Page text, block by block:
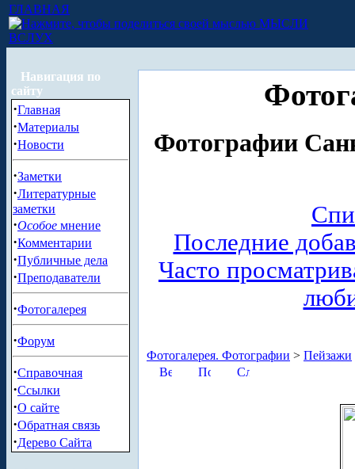
ГЛАВНАЯ
МЫСЛИ
ВСЛУХ
Навигация по
сайту
·Главная
·Материалы
·Новости
·Заметки
·Литературные
заметки
·Особое мнение
·Комментарии
·Публичные дела
·Преподаватели
·Фотогалерея
·Форум
·Справочная
·Ссылки
·О сайте
·Обратная связь
·Дерево Сайта
Фотографии
Последние
Часто
Фотогалерея. Фотографии > Пейзажи